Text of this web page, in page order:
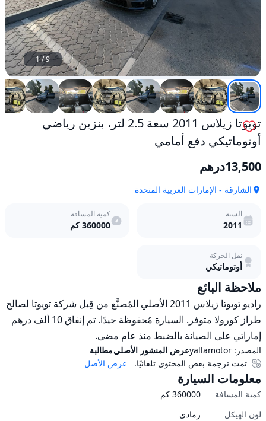
أمامي
مستعمل
1/9
تويوتا زيلاس 2011 سعة 2.5 لتر، بنزين رياضي
أوتوماتيكي دفع أمامي
13,500درهم
الشارقة - الإمارات العربية المتحدة
السنة
2011
كمية المسافة
360000كم
نقل الحركة
أوتوماتيكي
ملاحظة البائع
إماراتي على الصيانة بالضبط منذ عام مضى.
المصدر: yallamotorعرض المنشور الأصليمطالبة
عرض الأصل
تمت ترجمة بعض المحتوى تلقائيًا.
معلومات السيارة
كمية المسافة 360000 كم
لون الهيكل
رمادي